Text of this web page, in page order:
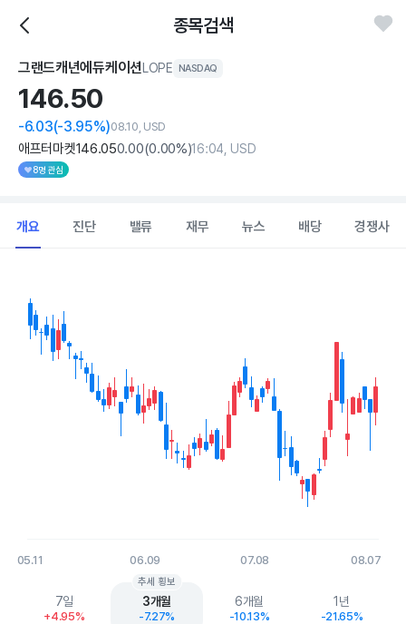
종목검색
그랜드캐년에듀케이션LOPE NASDAQ
146.50
-6.03(-3.95%)08.10, USD
애프터마켓146.050.00(0.00%)16:04, USD
8명 관심
개요 진단 밸류 재무 뉴스 배당 경쟁사
View as data table, Chart
The chart has 1 X axis displaying Time. Data ranges from
The chart has 1 Y axis displaying values. Data ranges from
05.11 06.09 07.08 08.07
End of interactive chart.
7일
+4.95%
3개월
-7.27%
추세 횡보
6개월
-10.13%
1년
-21.65%